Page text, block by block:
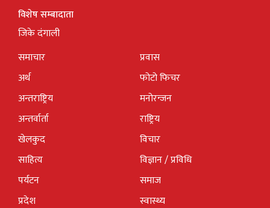
विशेष सम्बादाता
जिके दंगाली
समाचार
अर्थ
अन्तराष्ट्रिय
अन्तर्वार्ता
खेलकुद
साहित्य
पर्यटन
प्रदेश
प्रवास
फोटो फिचर
मनोरन्जन
राष्ट्रिय
विचार
विज्ञान / प्रविधि
समाज
स्वास्थ्य